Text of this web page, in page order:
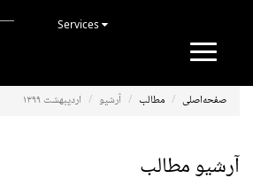
Toggle
صفحه‌اصلی مطالب آرشیو اردیبهشت ۱۳۹۹
آرشیو مطالب